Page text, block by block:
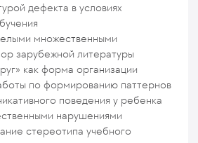
дефекта в условиях
множественными
зарубежной литературы
как форма организации
по формированию паттернов
поведения у ребенка
нарушениями
стереотипа учебного